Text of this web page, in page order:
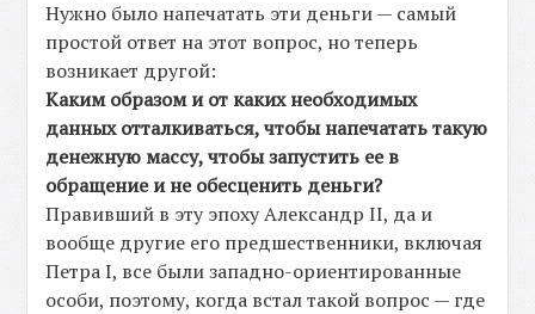
Нужно было напечатать эти деньги — самый
простой ответ на этот вопрос, но теперь
возникает другой:
Каким образом и от каких необходимых
данных отталкиваться, чтобы напечатать такую
денежную массу, чтобы запустить ее в
обращение и не обесценить деньги?
Правивший в эту эпоху Александр II, да и
вообще другие его предшественники, включая
Петра I, все были западно-ориентированные
особи, поэтому, когда встал такой вопрос — где